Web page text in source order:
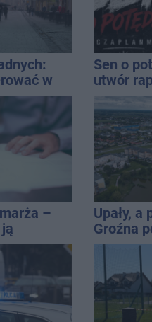
w
Sen o
utwór
–
rozliczyć
Upały, a
Groźna
naszym